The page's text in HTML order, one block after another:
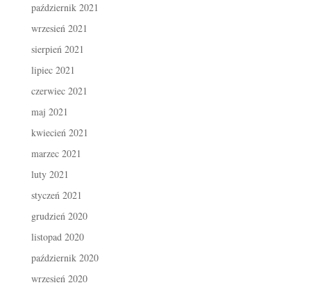
październik 2021
wrzesień 2021
sierpień 2021
lipiec 2021
czerwiec 2021
maj 2021
kwiecień 2021
marzec 2021
luty 2021
styczeń 2021
grudzień 2020
listopad 2020
październik 2020
wrzesień 2020